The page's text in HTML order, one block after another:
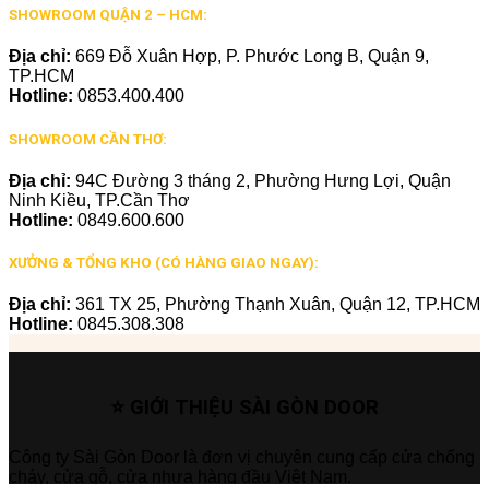
SHOWROOM QUẬN 2 – HCM:
Địa chỉ: 669 Đỗ Xuân Hợp, P. Phước Long B, Quận 9,
TP.HCM
Hotline: 0853.400.400
SHOWROOM CẦN THƠ:
Địa chỉ: 94C Đường 3 tháng 2, Phường Hưng Lợi, Quận
Ninh Kiều, TP.Cần Thơ
Hotline: 0849.600.600
XƯỞNG & TỔNG KHO (CÓ HÀNG GIAO NGAY):
Địa chỉ: 361 TX 25, Phường Thạnh Xuân, Quận 12, TP.HCM
Hotline: 0845.308.308